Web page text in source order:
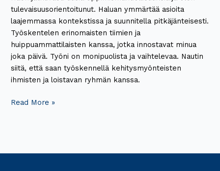
tulevaisuusorientoitunut. Haluan ymmärtää asioita
laajemmassa kontekstissa ja suunnitella pitkäjänteisesti.
Työskentelen erinomaisten tiimien ja
huippuammattilaisten kanssa, jotka innostavat minua
joka päivä. Työni on monipuolista ja vaihtelevaa. Nautin
siitä, että saan työskennellä kehitysmyönteisten
ihmisten ja loistavan ryhmän kanssa.
Read More »